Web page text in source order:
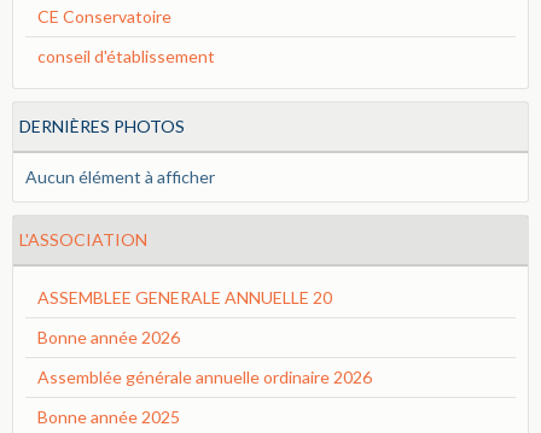
CE Conservatoire
conseil d'établissement
DERNIÈRES PHOTOS
Aucun élément à afficher
L'ASSOCIATION
ASSEMBLEE GENERALE ANNUELLE 20
Bonne année 2026
Assemblée générale annuelle ordinaire 2026
Bonne année 2025